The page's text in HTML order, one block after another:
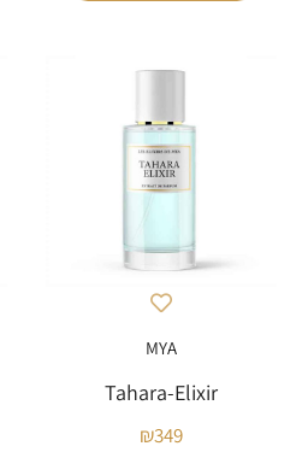
MYA
Tahara-Elixir
₪349